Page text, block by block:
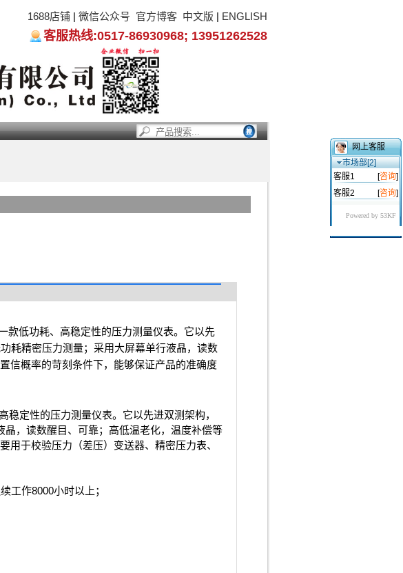
1688店铺 | 微信公众号 官方博客 中文版 | ENGLISH
客服热线:0517-86930968; 13951262528
款低功耗、高稳定性的压力测量仪表。它以先
耗精密压力测量；采用大屏幕单行液晶，读数
信概率的苛刻条件下，能够保证产品的准确度
定性的压力测量仪表。它以先进双测架构，
，读数醒目、可靠；高低温老化，温度补偿等
用于校验压力（差压）变送器、精密压力表、
工作8000小时以上；
网上客服
市场部[2]
客服1
[咨询]
客服2
[咨询]
Powered by 53KF